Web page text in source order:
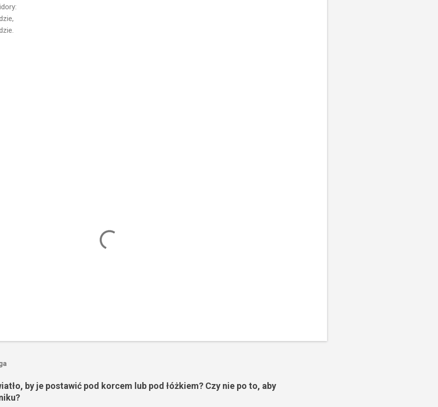
by je postawić pod korcem lub pod łóżkiem? Czy nie po to, aby